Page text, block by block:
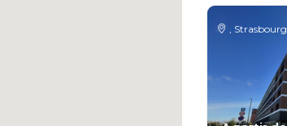
Strasbourg